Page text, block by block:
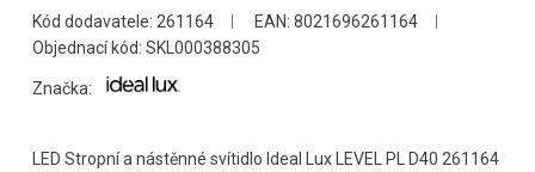
Kód dodavatele: 261164
EAN: 8021696261164
Objednací kód: SKL000388305
Značka:
LED Stropní a nástěnné svítidlo Ideal Lux LEVEL PL D40 261164